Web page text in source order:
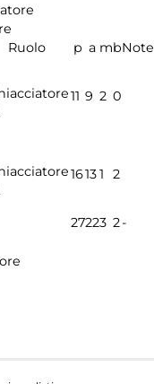
Ruolo p a mbNote
11 9 2 0
16131 2
27223 2-